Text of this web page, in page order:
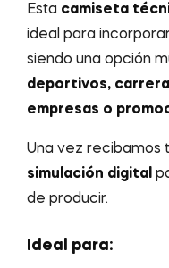
Esta camiseta
ideal para
siendo una opción
deportivos,
empresas o
Una vez recibamos
simulación digital
de producir.
Ideal para: